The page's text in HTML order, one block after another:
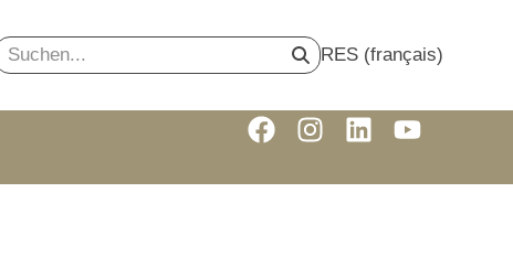
RES (français)